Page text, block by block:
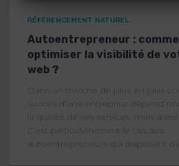
RÉFÉRENCEMENT NATUREL
Autoentrepreneur :
optimiser la visibilité de
web ?
Dans un marché de plus en plus
succès d’une entreprise dépend
la qualité de ses services, mais
C’est particulièrement le cas des
autoentrepreneurs qui disposent